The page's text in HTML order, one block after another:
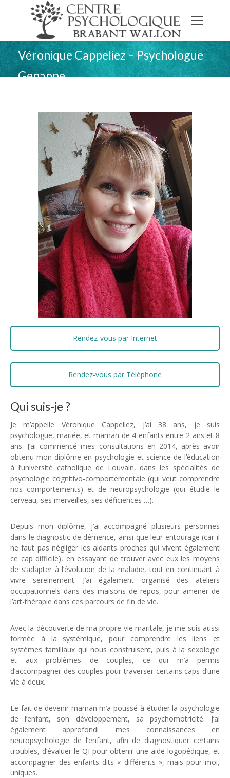
Véronique Cappeliez – Psychologue
Genappe
Qui suis-je ?
Je m’appelle Véronique Cappeliez, j’ai 38 ans, je suis
psychologue, mariée, et maman de 4 enfants entre 2 ans et 8
ans. J’ai commencé mes consultations en 2014, après avoir
obtenu mon diplôme en psychologie et science de l’éducation
à l’université catholique de Louvain, dans les spécialités de
psychologie cognitivo-comportementale (qui veut comprendre
nos comportements) et de neuropsychologie (qui étudie le
cerveau, ses merveilles, ses déficiences …).
Depuis mon diplôme, j’ai accompagné plusieurs personnes
dans le diagnostic de démence, ainsi que leur entourage (car il
ne faut pas négliger les aidants proches qui vivent également
ce cap difficile), en essayant de trouver avec eux les moyens
de s’adapter à l’évolution de la maladie, tout en continuant à
vivre sereinement. J’ai également organisé des ateliers
occupationnels dans des maisons de repos, pour amener de
l’art-thérapie dans ces parcours de fin de vie.
Avec la découverte de ma propre vie maritale, je me suis aussi
formée à la systémique, pour comprendre les liens et
systèmes familiaux qui nous construisent, puis à la sexologie
et aux problèmes de couples, ce qui m’a permis
d’accompagner des couples pour traverser certains caps d’une
vie à deux.
Le fait de devenir maman m’a poussé à étudier la psychologie
de l’enfant, son développement, sa psychomotricité. J’ai
également approfondi mes connaissances en
neuropsychologie de l’enfant, afin de diagnostiquer certains
troubles, d’évaluer le QI pour obtenir une aide logopédique, et
accompagner des enfants dits « différents », mais pour moi,
uniques.
Rendez-vous par Internet
Rendez-vous par Téléphone